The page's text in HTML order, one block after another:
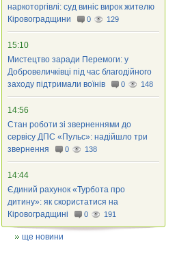
наркоторгівлі: суд виніс вирок жителю
Кіровоградщини
0 129
15:10
Мистецтво заради Перемоги: у
Добровеличківці під час благодійного
заходу підтримали воїнів
0 148
14:56
Стан роботи зі зверненнями до
сервісу ДПС «Пульс»: надійшло три
звернення
0 138
14:44
Єдиний рахунок «Турбота про
дитину»: як скористатися на
Кіровоградщині
0 191
ще новини